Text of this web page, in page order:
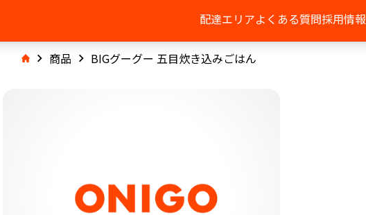
配達エリアよくある質問採用情報
商品 BIGグーグー 五目炊き込みごはん